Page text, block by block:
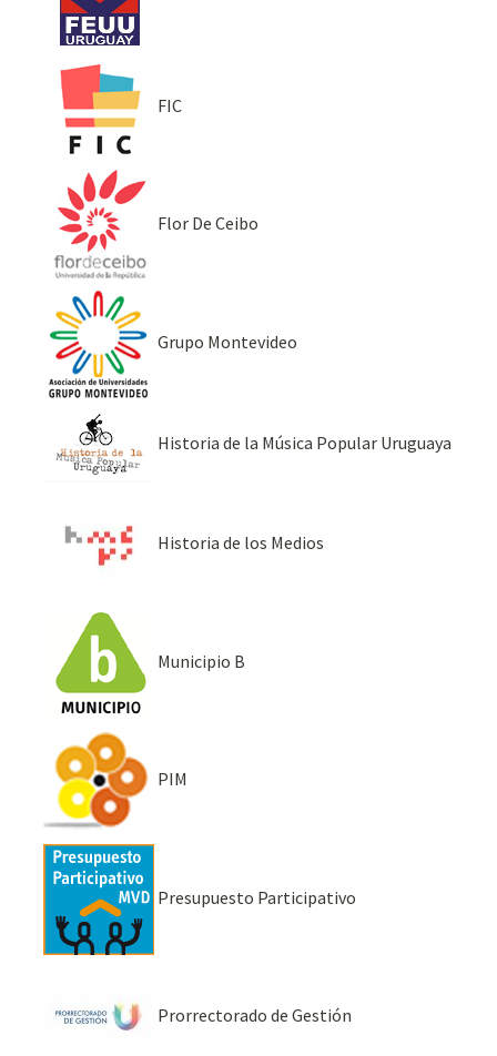
FIC
Flor De Ceibo
Grupo Montevideo
Historia de la Música Popular Uruguaya
Historia de los Medios
Municipio B
PIM
Presupuesto Participativo
Prorrectorado de Gestión